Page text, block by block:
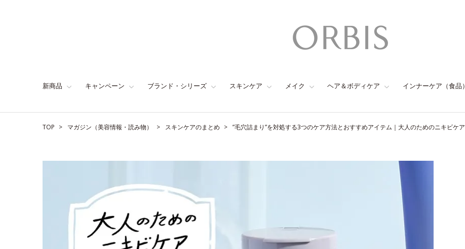
新商品 キャンペーン ブランド・シリーズ スキンケア メイク ヘア＆ボディケア インナーケア（食品）
TOP マガジン（美容情報・読み物） スキンケアのまとめ ”毛穴詰まり”を対処する3つのケア方法とおすすめアイテム｜大人のためのニキビケア